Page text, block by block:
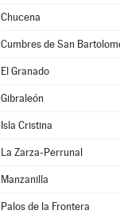
Chucena
Cumbres de San
El Granado
Gibraleón
Isla Cristina
La Zarza-Perrunal
Manzanilla
Palos de la Frontera